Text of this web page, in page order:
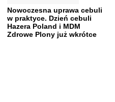
Nowoczesna uprawa cebuli
w praktyce. Dzień cebuli
Hazera Poland i MDM
Zdrowe Plony już wkrótce